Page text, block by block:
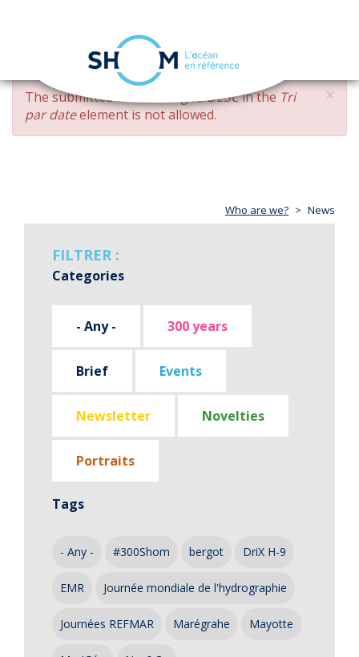
Skip
main
content
navigation
×
ERROR
MESSAGE
The submitted value changed DESCin the Tri
par dateelement is not allowed.
Who are we? News
FILTRER :
Categories
- Any - 300 years
Brief Events
Newsletter Novelties
Portraits
Tags
- Any - #300Shom bergot DriX H-9
EMR Journée mondiale de l'hydrographie
Journées REFMAR Marégrahe Mayotte